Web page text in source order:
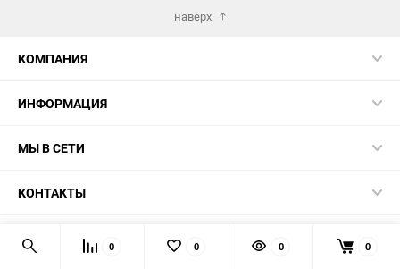
наверх
КОМПАНИЯ
ИНФОРМАЦИЯ
МЫ В СЕТИ
КОНТАКТЫ
© 2026
0 0 0 0